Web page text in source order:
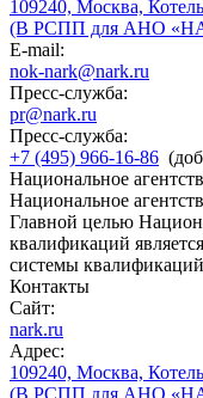
109240, Москва,
(В РСПП для АНО
E-mail:
nok-nark@nark.ru
Пресс-служба:
pr@nark.ru
Пресс-служба:
+7 (495) 966-16-86
Национальное
Национальное
Главной целью
квалификаций
системы
Контакты
Сайт:
nark.ru
Адрес:
109240, Москва,
(В РСПП для АНО